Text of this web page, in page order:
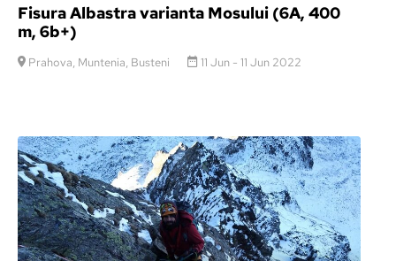
Fisura Albastra varianta Mosului (6A, 400
m, 6b+)
Prahova, Muntenia, Busteni 11 Jun - 11 Jun 2022